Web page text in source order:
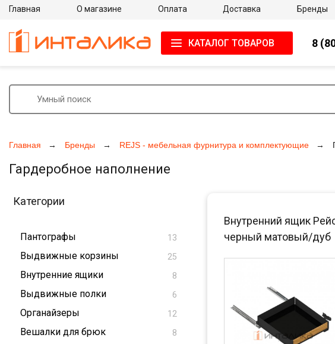
Главная Бренды REJS - мебельная фурнитура и комплектующие
Гардеробное наполнение
Категории
Пантографы 13
Выдвижные корзины 25
Внутренние ящики 8
Выдвижные полки 6
Органайзеры 12
Вешалки для брюк 8
Внутренний ящик
черный матовый/дуб
Главная О магазине Оплата Доставка Бренды
КАТАЛОГ ТОВАРОВ 8